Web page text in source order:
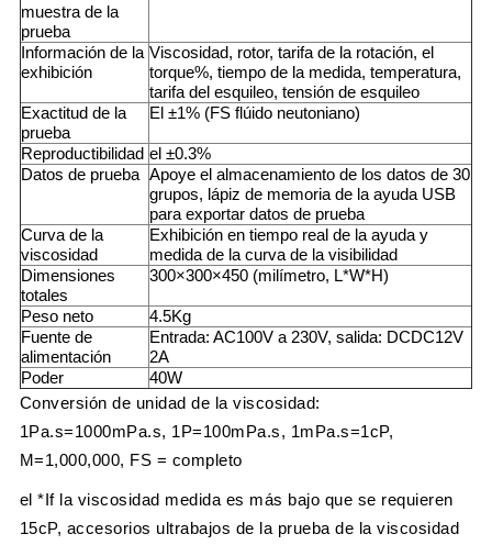
muestra de la
prueba
Información de la
exhibición
Viscosidad, rotor, tarifa de la rotación, el
torque%, tiempo de la medida, temperatura,
tarifa del esquileo, tensión de esquileo
Exactitud de la
prueba
El ±1% (FS flúido neutoniano)
Reproductibilidad el ±0.3%
Datos de prueba Apoye el almacenamiento de los datos de 30
grupos, lápiz de memoria de la ayuda USB
para exportar datos de prueba
Curva de la
viscosidad
Exhibición en tiempo real de la ayuda y
medida de la curva de la visibilidad
Dimensiones
totales
300×300×450 (milímetro, L*W*H)
Peso neto
4.5Kg
Fuente de
alimentación
Entrada: AC100V a 230V, salida: DCDC12V
2A
Poder
40W
Conversión de unidad de la viscosidad:
1Pa.s=1000mPa.s, 1P=100mPa.s, 1mPa.s=1cP,
M=1,000,000, FS = completo
el *If la viscosidad medida es más bajo que se requieren
15cP, accesorios ultrabajos de la prueba de la viscosidad